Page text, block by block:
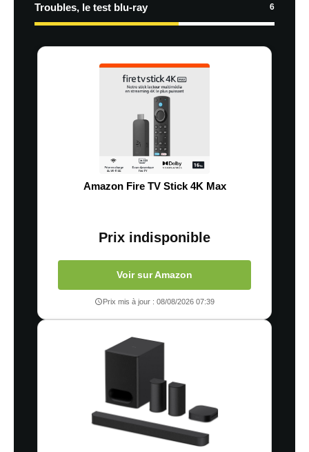
Troubles, le test blu-ray 6
Amazon Fire TV Stick 4K Max
Prix indisponible
Voir sur Amazon
Prix mis à jour : 08/08/2026 07:39